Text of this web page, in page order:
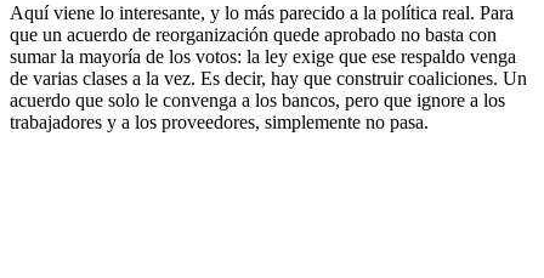
Aquí viene lo interesante, y lo más parecido a la política real. Para
que un acuerdo de reorganización quede aprobado no basta con
sumar la mayoría de los votos: la ley exige que ese respaldo venga
de varias clases a la vez. Es decir, hay que construir coaliciones. Un
acuerdo que solo le convenga a los bancos, pero que ignore a los
trabajadores y a los proveedores, simplemente no pasa.